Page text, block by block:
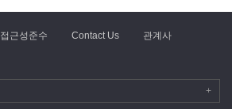
근성준수 Contact Us 관계사
+